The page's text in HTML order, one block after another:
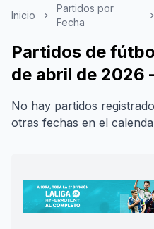
Inicio
Partidos por
Fecha
Partidos de
de abril de
No hay partidos
otras fechas en el